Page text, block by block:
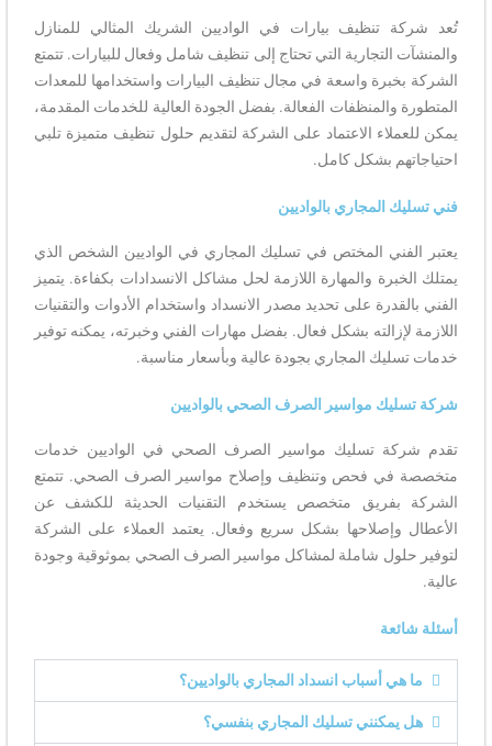
تُعد شركة تنظيف بيارات في الواديين الشريك المثالي للمنازل
والمنشآت التجارية التي تحتاج إلى تنظيف شامل وفعال للبيارات. تتمتع
الشركة بخبرة واسعة في مجال تنظيف البيارات واستخدامها للمعدات
المتطورة والمنظفات الفعالة. بفضل الجودة العالية للخدمات المقدمة،
يمكن للعملاء الاعتماد على الشركة لتقديم حلول تنظيف متميزة تلبي
احتياجاتهم بشكل كامل.
فني تسليك المجاري بالواديين
يعتبر الفني المختص في تسليك المجاري في الواديين الشخص الذي
يمتلك الخبرة والمهارة اللازمة لحل مشاكل الانسدادات بكفاءة. يتميز
الفني بالقدرة على تحديد مصدر الانسداد واستخدام الأدوات والتقنيات
اللازمة لإزالته بشكل فعال. بفضل مهارات الفني وخبرته، يمكنه توفير
خدمات تسليك المجاري بجودة عالية وبأسعار مناسبة.
شركة تسليك مواسير الصرف الصحي بالواديين
تقدم شركة تسليك مواسير الصرف الصحي في الواديين خدمات
متخصصة في فحص وتنظيف وإصلاح مواسير الصرف الصحي. تتمتع
الشركة بفريق متخصص يستخدم التقنيات الحديثة للكشف عن
الأعطال وإصلاحها بشكل سريع وفعال. يعتمد العملاء على الشركة
لتوفير حلول شاملة لمشاكل مواسير الصرف الصحي بموثوقية وجودة
عالية.
أسئلة شائعة
ما هي أسباب انسداد المجاري بالواديين؟
هل يمكنني تسليك المجاري بنفسي؟